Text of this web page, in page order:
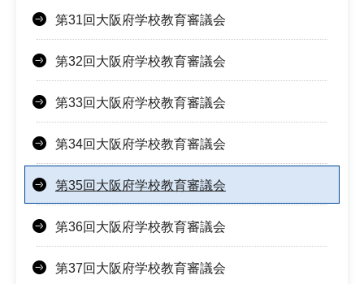
第31回大阪府学校教育審議会
第32回大阪府学校教育審議会
第33回大阪府学校教育審議会
第34回大阪府学校教育審議会
第35回大阪府学校教育審議会
第36回大阪府学校教育審議会
第37回大阪府学校教育審議会